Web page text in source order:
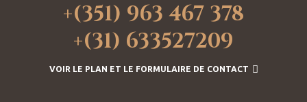
+(351) 963 467 378
+(31) 633527209
VOIR LE PLAN ET LE FORMULAIRE DE CONTACT